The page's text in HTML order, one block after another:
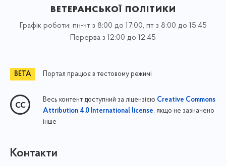
ветеранської політики
Графік роботи: пн-чт з 8:00 до 17:00, пт з 8:00 до 15:45
Перерва з 12:00 до 12:45
Портал працює в тестовому режимі
Весь контент доступний за ліцензією Creative Commons
Attribution 4.0 International license, якщо не зазначено
інше
Контакти